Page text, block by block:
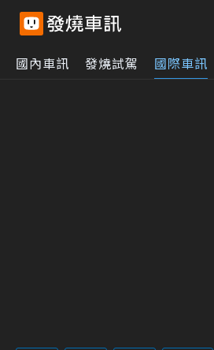
國內車訊 發燒試駕 國際車訊